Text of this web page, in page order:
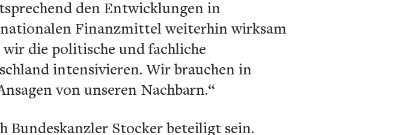
den Entwicklungen in
Finanzmittel weiterhin wirksam
die politische und fachliche
intensivieren. Wir brauchen in
von unseren Nachbarn.“
Bundeskanzler Stocker beteiligt sein.